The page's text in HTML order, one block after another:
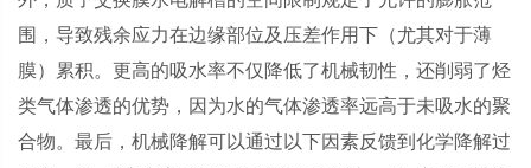
围，导致残余应力在边缘部位及压差作用下（尤其对于薄
膜）累积。更高的吸水率不仅降低了机械韧性，还削弱了烃
类气体渗透的优势，因为水的气体渗透率远高于未吸水的聚
合物。最后，机械降解可以通过以下因素反馈到化学降解过